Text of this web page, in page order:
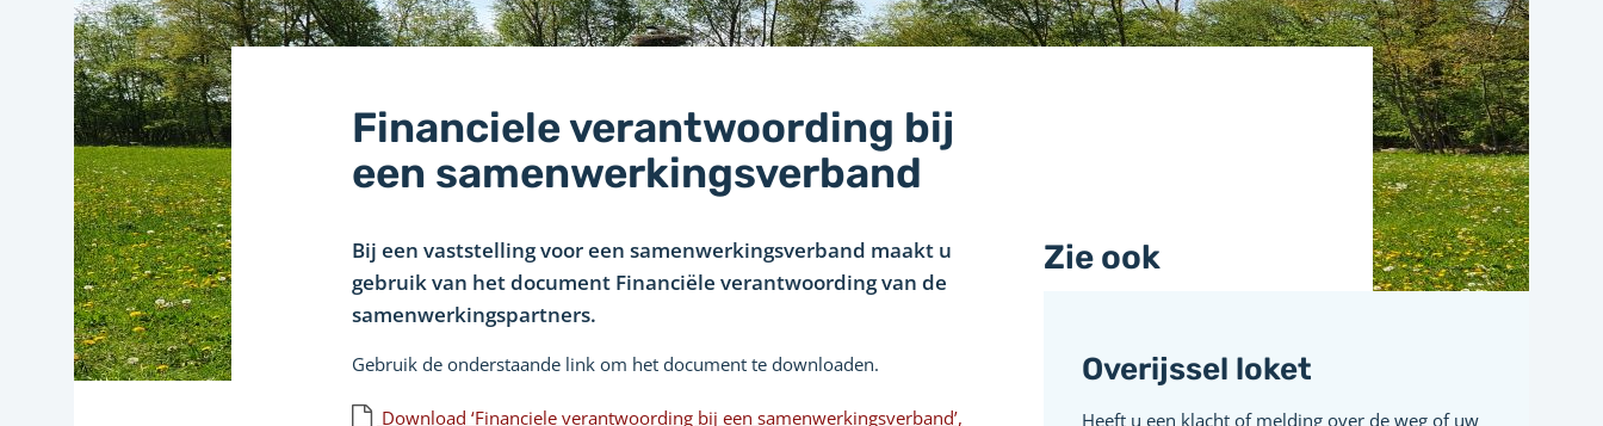
Financiele verantwoording bij
een samenwerkingsverband
Bij een vaststelling voor een samenwerkingsverband maakt u
gebruik van het document Financiële verantwoording van de
samenwerkingspartners.
Gebruik de onderstaande link om het document te downloaden.
Download ‘Financiele verantwoording bij een samenwerkingsverband’,
Zie ook
Overijssel loket
Heeft u een klacht of melding over de weg of uw